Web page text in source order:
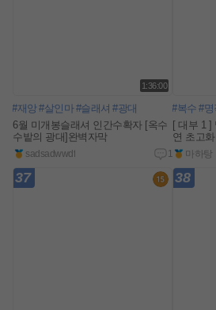
1:36:00
#재앙 #살인마 #슬래셔 #광대
6월 미개봉슬래셔 인간수확자 [옥수
수밭의 광대]완벽자막
sadsadwwdf 1
#복수 #명
[ 대부 1 ]
연 초고
마하탕
37 38